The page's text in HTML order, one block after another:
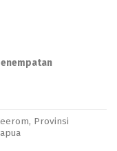
Provinsi